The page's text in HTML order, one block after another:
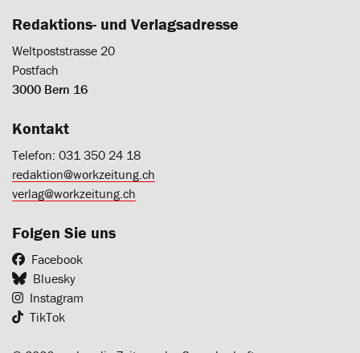
Redaktions- und Verlagsadresse
Weltpoststrasse 20
Postfach
3000 Bern 16
Kontakt
Telefon: 031 350 24 18
redaktion@workzeitung.ch
verlag@workzeitung.ch
Folgen Sie uns
Facebook
Bluesky
Instagram
TikTok